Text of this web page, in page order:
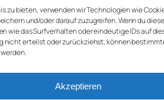
zu bieten, verwenden wir Technologien wie
und/oder darauf zuzugreifen. Wenn du
wie das Surfverhalten oder eindeutige IDs auf
nicht erteilst oder zurückziehst, können
Akzeptieren